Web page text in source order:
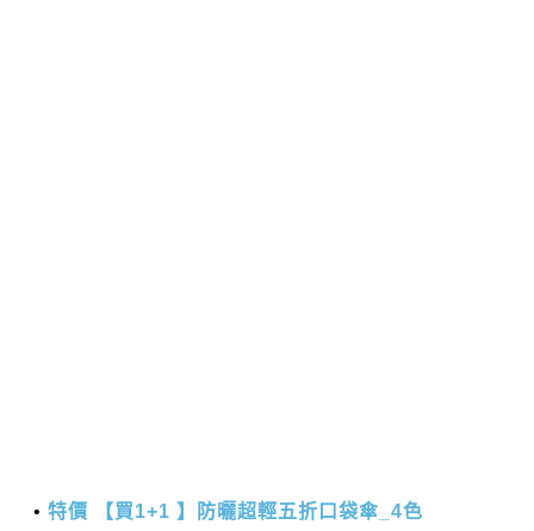
特價 【買1+1 】防曬超輕五折口袋傘_4色